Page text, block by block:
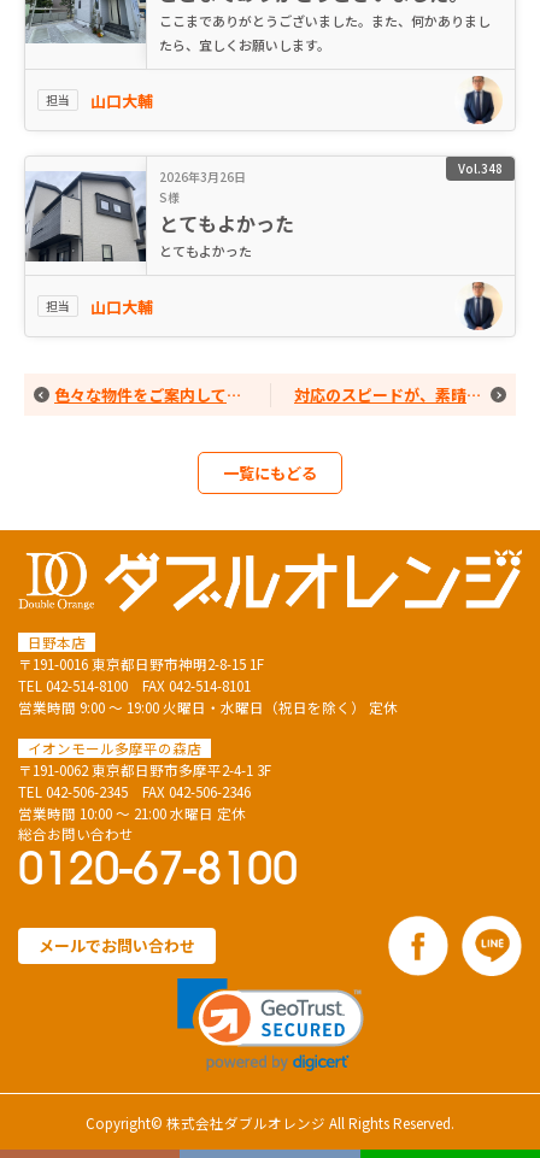
ここまでありがとうございました。また、何かありまし
たら、宜しくお願いします。
担当 山口大輔
Vol.348
2026年3月26日
S様
とてもよかった
とてもよかった
担当 山口大輔
色々な物件をご案内して頂き、 対応のスピードが、素晴らしい。
一覧にもどる
日野本店
〒191-0016 東京都日野市神明2-8-15 1F
TEL 042-514-8100 FAX 042-514-8101
営業時間 9:00 ～ 19:00 火曜日・水曜日（祝日を除く） 定休
イオンモール多摩平の森店
〒191-0062 東京都日野市多摩平2-4-1 3F
TEL 042-506-2345 FAX 042-506-2346
営業時間 10:00 ～ 21:00 水曜日 定休
総合お問い合わせ
0120-67-8100
メールでお問い合わせ
Copyright© 株式会社ダブルオレンジ All Rights Reserved.